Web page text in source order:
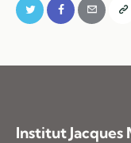
Institut Jacques